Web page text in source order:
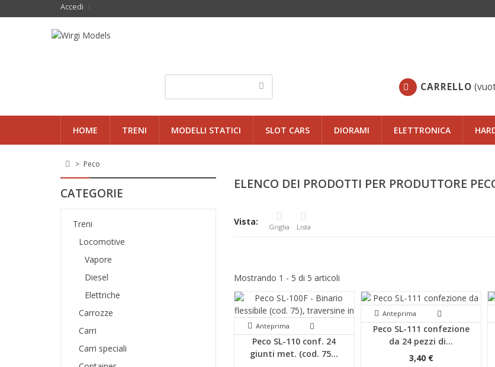
Accedi
CARRELLO
HOME TRENI MODELLI STATICI SLOT CARS DIORAMI ELETTRONICA
> Peco
CATEGORIE
Treni
Locomotive
Vapore
Diesel
Elettriche
Carrozze
Carri
Carri speciali
ELENCO DEI PRODOTTI PER PRODUTTORE
Vista: Griglia Lista
Mostrando 1 - 5 di 5 articoli
Anteprima
Peco SL-110 conf. 24
giunti met. (cod. 75...
Anteprima
Peco SL-111 confezione
da 24 pezzi di...
3,40 €